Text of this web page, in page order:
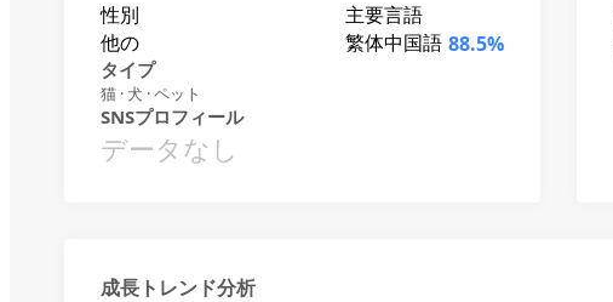
性別
他の
主要言語
繁体中国語 88.5%
タイプ
猫 · 犬 · ペット
SNSプロフィール
データなし
成長トレンド分析